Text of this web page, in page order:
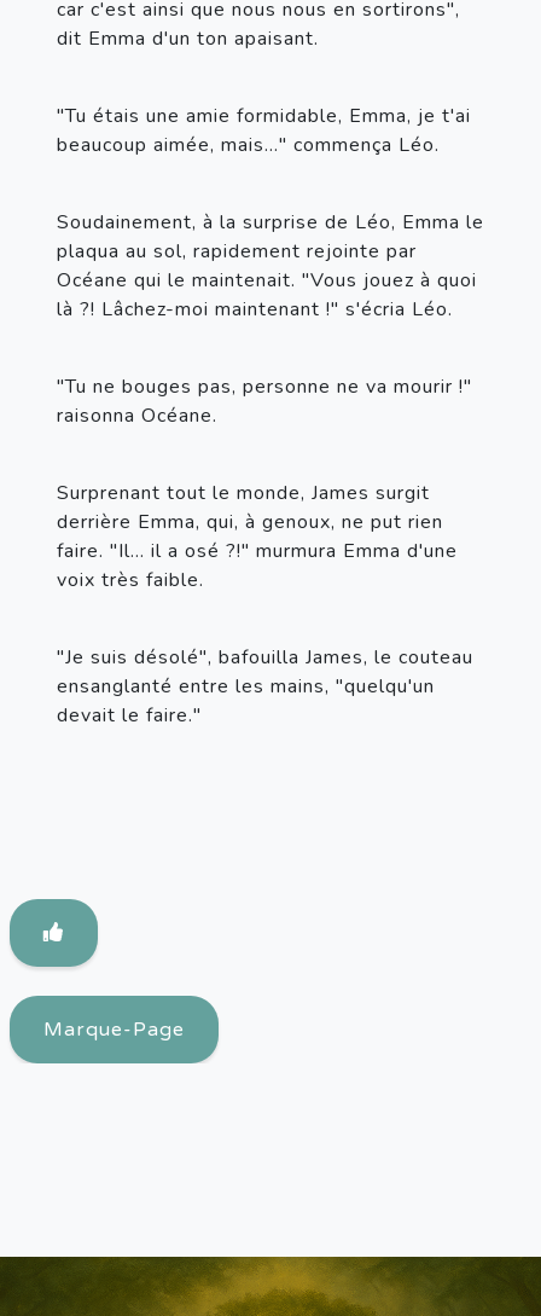
car c'est ainsi que nous nous en sortirons",
dit Emma d'un ton apaisant.
"Tu étais une amie formidable, Emma, je t'ai
beaucoup aimée, mais…" commença Léo.
Soudainement, à la surprise de Léo, Emma le
plaqua au sol, rapidement rejointe par
Océane qui le maintenait. "Vous jouez à quoi
là ?! Lâchez-moi maintenant !" s'écria Léo.
"Tu ne bouges pas, personne ne va mourir !"
raisonna Océane.
Surprenant tout le monde, James surgit
derrière Emma, qui, à genoux, ne put rien
faire. "Il… il a osé ?!" murmura Emma d'une
voix très faible.
"Je suis désolé", bafouilla James, le couteau
ensanglanté entre les mains, "quelqu'un
devait le faire."
Marque-Page